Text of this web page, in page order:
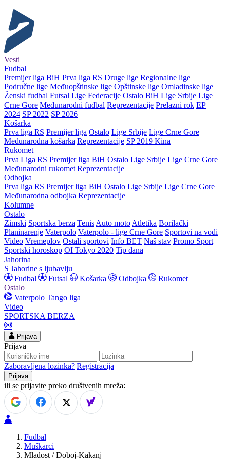
Vesti
Fudbal
Premijer liga BiH Prva liga RS Druge lige Regionalne lige
Područne lige Međuopštinske lige Opštinske lige Omladinske lige
Ženski fudbal Futsal Lige Federacije Ostalo BiH Lige Srbije Lige
Crne Gore Međunarodni fudbal Reprezentacije Prelazni rok EP
2024 SP 2022 SP 2026
Košarka
Prva liga RS Premijer liga Ostalo Lige Srbije Lige Crne Gore
Međunarodna košarka Reprezentacije SP 2019 Kina
Rukomet
Prva Liga RS Premijer liga BiH Ostalo Lige Srbije Lige Crne Gore
Međunarodni rukomet Reprezentacije
Odbojka
Prva liga RS Premijer liga BiH Ostalo Lige Srbije Lige Crne Gore
Međunarodna odbojka Reprezentacije
Kolumne
Ostalo
Zimski Sportska berza Tenis Auto moto Atletika Borilački
Planinarenje Vaterpolo Vaterpolo - lige Crne Gore Sportovi na vodi
Video Vremeplov Ostali sportovi Info BET Naš stav Promo Sport
Sportski horoskop OI Tokyo 2020 Tip dana
Jahorina
S Jahorine s ljubavlju
Fudbal
Futsal Košarka Odbojka
Rukomet
Ostalo
Vaterpolo Tango liga
Video
SPORTSKA BERZA
Prijava
Prijava
Zaboravljena lozinka? Registracija
ili se prijavite preko društvenih mreža:
Fudbal
Muškarci
Mladost / Doboj-Kakanj